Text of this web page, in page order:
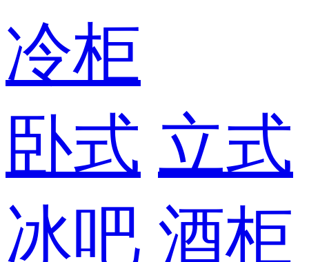
冷柜
卧式 立式
冰吧 酒柜